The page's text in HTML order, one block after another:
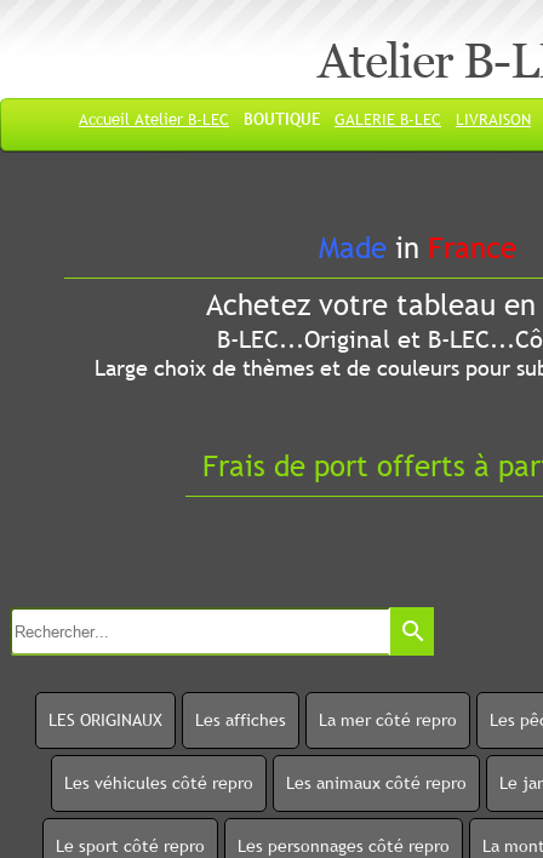
Atelier B-
Accueil Atelier B-LEC BOUTIQUE GALERIE B-LEC LIVRAISON
Made in France
Achetez votre tableau
B-LEC...Original et B-
Large choix de thèmes et de couleurs pour
Frais de port offerts à
search
LES ORIGINAUX Les affiches La mer côté repro Les
Les véhicules côté repro Les animaux côté repro Le
Le sport côté repro Les personnages côté repro La